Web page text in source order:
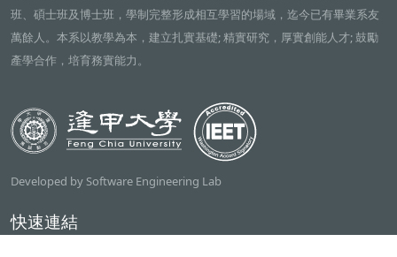
班、碩士班及博士班，學制完整形成相互學習的場域，迄今已有畢業系友
萬餘人。本系以教學為本，建立扎實基礎; 精實研究，厚實創能人才; 鼓勵
產學合作，培育務實能力。
Developed by Software Engineering Lab
快速連結